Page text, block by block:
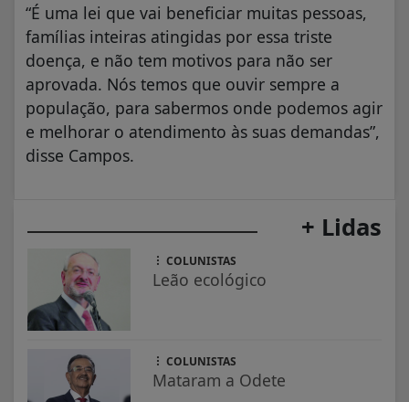
“É uma lei que vai beneficiar muitas pessoas,
famílias inteiras atingidas por essa triste
doença, e não tem motivos para não ser
aprovada. Nós temos que ouvir sempre a
população, para sabermos onde podemos agir
e melhorar o atendimento às suas demandas”,
disse Campos.
+ Lidas
COLUNISTAS
Leão ecológico
COLUNISTAS
Mataram a Odete